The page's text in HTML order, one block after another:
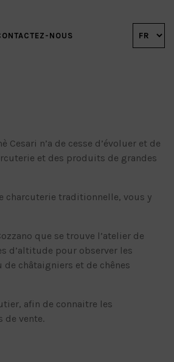
NOUS
n’a de cesse d’évoluer et de
et des produits de grandes
charcuterie traditionnelle, vous y
que se trouve l’atelier de
d’altitude pour observer les
châtaigniers et de chênes
afin de connaitre les
vente.